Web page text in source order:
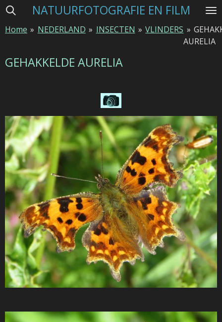
Ga
naar
hoofdinhoud
NATUURFOTOGRAFIE EN FILM
Home » NEDERLAND » INSECTEN » VLINDERS »
AURELIA
GEHAKKELDE AURELIA